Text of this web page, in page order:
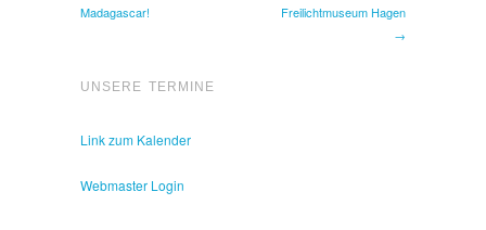
Madagascar!
Freilichtmuseum Hagen
→
UNSERE TERMINE
Link zum Kalender
Webmaster Login